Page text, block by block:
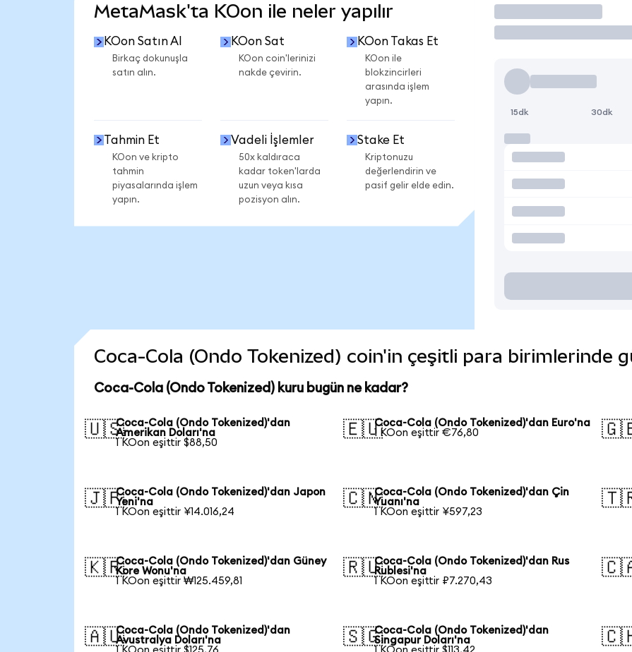
MetaMask'ta KOon ile neler yapılır
KOon Satın Al
Birkaç dokunuşla
satın alın.
KOon Sat
KOon coin'lerinizi
nakde çevirin.
KOon Takas Et
KOon ile
blokzincirleri
arasında işlem
yapın.
Tahmin Et
KOon ve kripto
tahmin
piyasalarında işlem
yapın.
Vadeli İşlemler
50x kaldıraca
kadar token'larda
uzun veya kısa
pozisyon alın.
Stake Et
Kriptonuzu
değerlendirin ve
pasif gelir elde edin.
İşlem Yap
15dk 30dk
Coca-Cola (Ondo Tokenized) coin'in çeşitli para birimlerinde
Coca-Cola (Ondo Tokenized) kuru bugün ne kadar?
🇺🇸Coca-Cola (Ondo Tokenized)'dan
Amerikan Doları'na
1 KOon eşittir $88,50
🇪🇺Coca-Cola (Ondo Tokenized)'dan Euro'na
1 KOon eşittir €76,80
🇯🇵Coca-Cola (Ondo Tokenized)'dan Japon
Yeni'na
1 KOon eşittir ¥14.016,24
🇨🇳Coca-Cola (Ondo Tokenized)'dan Çin
Yuanı'na
1 KOon eşittir ¥597,23
🇰🇷Coca-Cola (Ondo Tokenized)'dan Güney
Kore Wonu'na
1 KOon eşittir ₩125.459,81
🇷🇺Coca-Cola (Ondo Tokenized)'dan Rus
Rublesi'na
1 KOon eşittir ₽7.270,43
🇦🇺Coca-Cola (Ondo Tokenized)'dan
Avustralya Doları'na
🇸🇬Coca-Cola (Ondo Tokenized)'dan
Singapur Doları'na